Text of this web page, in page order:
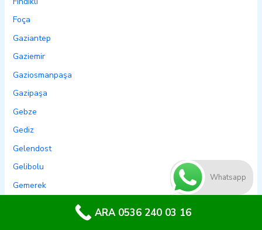
Foça
Gaziantep
Gaziemir
Gaziosmanpaşa
Gazipaşa
Gebze
Gediz
Gelendost
Gelibolu
Gemerek
Whatsapp
ARA 0536 240 03 16